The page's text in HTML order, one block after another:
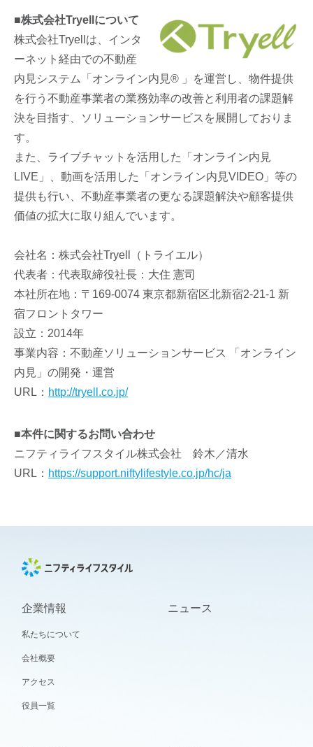
■株式会社Tryellについて
株式会社Tryellは、インタ
ーネット経由での不動産
内見システム「オンライン内見® 」を運営し、物件提供
を行う不動産事業者の業務効率の改善と利用者の課題解
決を目指す、ソリューションサービスを展開しておりま
す。
また、ライブチャットを活用した「オンライン内見
LIVE」、動画を活用した「オンライン内見VIDEO」等の
提供も行い、不動産事業者の更なる課題解決や顧客提供
価値の拡大に取り組んでいます。
会社名：株式会社Tryell（トライエル）
代表者：代表取締役社長：大住 憲司
本社所在地：〒169-0074 東京都新宿区北新宿2-21-1 新
宿フロントタワー
設立：2014年
事業内容：不動産ソリューションサービス 「オンライン
内見」の開発・運営
URL： http://tryell.co.jp/
■本件に関するお問い合わせ
ニフティライフスタイル株式会社 鈴木／清水
URL： https://support.niftylifestyle.co.jp/hc/ja
企業情報
私たちについて
会社概要
アクセス
役員一覧
ニュース